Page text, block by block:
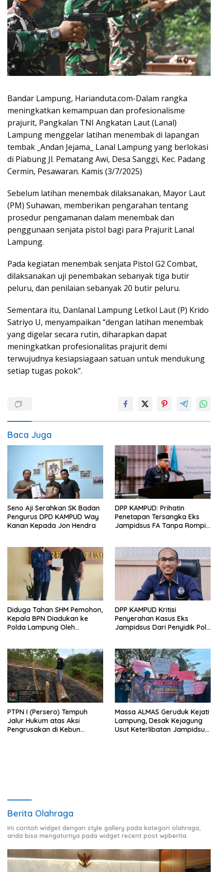
Bandar Lampung, Harianduta.com-Dalam rangka
meningkatkan kemampuan dan profesionalisme
prajurit, Pangkalan TNI Angkatan Laut (Lanal)
Lampung menggelar latihan menembak di lapangan
tembak _Andan Jejama_ Lanal Lampung yang berlokasi
di Piabung Jl. Pematang Awi, Desa Sanggi, Kec. Padang
Cermin, Pesawaran. Kamis (3/7/2025)
Sebelum latihan menembak dilaksanakan, Mayor Laut
(PM) Suhawan, memberikan pengarahan tentang
prosedur pengamanan dalam menembak dan
penggunaan senjata pistol bagi para Prajurit Lanal
Lampung.
Pada kegiatan menembak senjata Pistol G2 Combat,
dilaksanakan uji penembakan sebanyak tiga butir
peluru, dan penilaian sebanyak 20 butir peluru.
Sementara itu, Danlanal Lampung Letkol Laut (P) Krido
Satriyo U, menyampaikan “dengan latihan menembak
yang digelar secara rutin, diharapkan dapat
meningkatkan profesionalitas prajurit demi
terwujudnya kesiapsiagaan satuan untuk mendukung
setiap tugas pokok”.
Baca Juga
Seno Aji Serahkan SK Badan
Pengurus DPD KAMPUD Way
Kanan Kepada Jon Hendra
DPP KAMPUD: Prihatin
Penetapan Tersangka Eks
Jampidsus FA Tanpa Rompi
Diduga Tahan SHM Pemohon,
Kepala BPN Diadukan ke
Polda Lampung Oleh
DPP KAMPUD Kritisi
Penyerahan Kasus Eks
Jampidsus Dari Penyidik Polri
PTPN I (Persero) Tempuh
Jalur Hukum atas Aksi
Pengrusakan di Kebun
Massa ALMAS Geruduk Kejati
Lampung, Desak Kejagung
Usut Keterlibatan Jampidsus
Berita Olahraga
Ini contoh widget dengan style gallery pada kategori olahraga,
anda bisa mengaturnya pada widget recent post wpberita.